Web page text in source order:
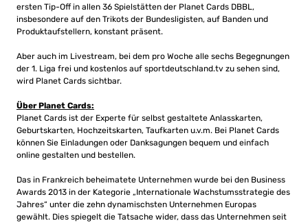
ersten Tip-Off in allen 36 Spielstätten der Planet Cards DBBL,
insbesondere auf den Trikots der Bundesligisten, auf Banden und
Produktaufstellern, konstant präsent.
Aber auch im Livestream, bei dem pro Woche alle sechs Begegnungen
der 1. Liga frei und kostenlos auf sportdeutschland.tv zu sehen sind,
wird Planet Cards sichtbar.
Über Planet Cards:
Planet Cards ist der Experte für selbst gestaltete Anlasskarten,
Geburtskarten, Hochzeitskarten, Taufkarten u.v.m. Bei Planet Cards
können Sie Einladungen oder Danksagungen bequem und einfach
online gestalten und bestellen.
Das in Frankreich beheimatete Unternehmen wurde bei den Business
Awards 2013 in der Kategorie „Internationale Wachstumsstrategie des
Jahres“ unter die zehn dynamischsten Unternehmen Europas
gewählt. Dies spiegelt die Tatsache wider, dass das Unternehmen seit